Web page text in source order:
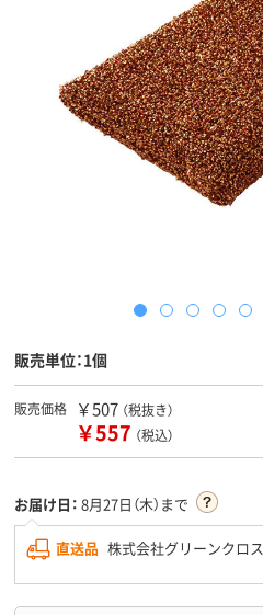
販売単位：1個
販売価格 ￥507 （税抜き）
￥557 （税込）
お届け日： 8月27日（木）まで
直送品 株式会社グリーンクロス